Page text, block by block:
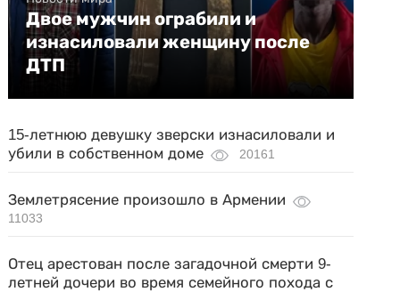
Двое мужчин ограбили и
изнасиловали женщину после
ДТП
15-летнюю девушку зверски изнасиловали и
убили в собственном доме
20161
Землетрясение произошло в Армении
11033
Отец арестован после загадочной смерти 9-
летней дочери во время семейного похода с